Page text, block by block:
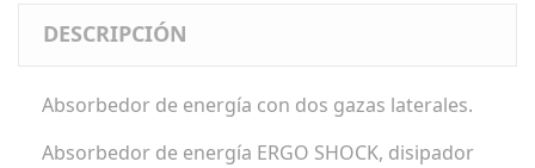
DESCRIPCIÓN
Absorbedor de energía con dos gazas laterales.
Absorbedor de energía ERGO SHOCK, disipador